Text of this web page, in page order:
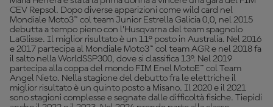
CEV Repsol. Dopo diverse apparizioni come wild card nel
Mondiale Moto3™ col team Junior Estrella Galicia 0,0, nel 2015
debutta a tempo pieno con l’Husqvarna del team spagnolo
LaGlisse. Il miglior risultato è un 11° posto in Australia. Nel 2016
e 2017 partecipa al Mondiale Moto3™ col team AGR e nel 2018 fa
il salto nella WorldSSP300, dove si classifica 13°. Nel 2019
partecipa alla coppa del mondo FIM Enel MotoE™ col Team
Angel Nieto. Nella stagione del debutto fra le elettriche il
miglior risultato è un quinto posto a Misano. Il 2020 e il 2021
sono stagioni complesse e segnate dalle difficoltà fisiche. Tiepidi